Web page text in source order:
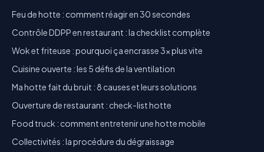
Feu de hotte : comment réagir en 30 secondes
Contrôle DDPP en restaurant : la checklist complète
Wok et friteuse : pourquoi ça encrasse 3x plus vite
Cuisine ouverte : les 5 défis de la ventilation
Ma hotte fait du bruit : 8 causes et leurs solutions
Ouverture de restaurant : check-list hotte
Food truck : comment entretenir une hotte mobile
Collectivités : la procédure du dégraissage